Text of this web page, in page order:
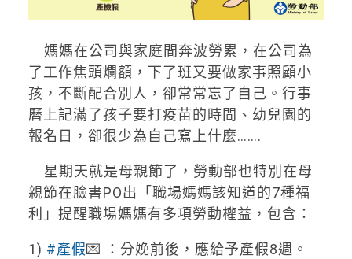
媽媽在公司與家庭間奔波勞累，在公司為
了工作焦頭爛額，下了班又要做家事照顧小
孩，不斷配合別人，卻常常忘了自己。行事
曆上記滿了孩子要打疫苗的時間、幼兒園的
報名日，卻很少為自己寫上什麼…….
星期天就是母親節了，勞動部也特別在母
親節在臉書PO出「職場媽媽該知道的7種福
利」提醒職場媽媽有多項勞動權益，包含：
1) #產假💌 ：分娩前後，應給予產假8週。